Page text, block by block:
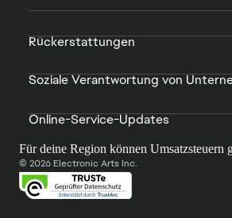
Rückerstattungen
Soziale Verantwortung von
Online-Service-Updates
Für deine Region können Umsatzsteuern
© 2026 Electronic Arts Inc.